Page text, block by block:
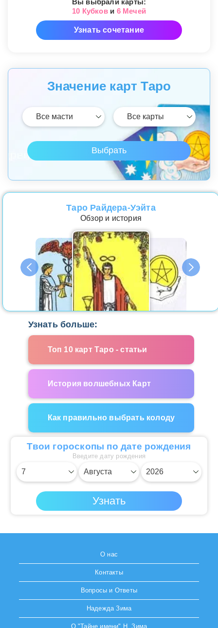
Вы выбрали карты:
10 Кубкови 6 Мечей
Узнать сочетание
Значение карт Таро
Таро Райдера-Уэйта
Обзор и история
Узнать больше:
Топ 10 карт Таро - статьи
История волшебных Карт
Как правильно выбрать колоду
Твои гороскопы по дате рождения
Введите дату рождения
О нас
Контакты
Вопросы и Ответы
Надежда Зима
О "Тайне имени" Н. Зима